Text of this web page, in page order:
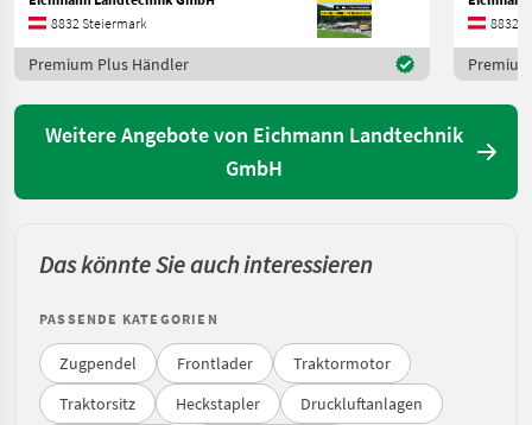
8832 Steiermark
Premium Plus Händler
8832
Weitere Angebote von Eichmann Landtechnik
GmbH
Das könnte Sie auch interessieren
PASSENDE KATEGORIEN
Zugpendel Frontlader
Traktormotor
Traktorsitz
Heckstapler
Druckluftanlagen